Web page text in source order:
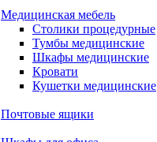
Медицинская мебель
Столики процедурные
Тумбы медицинские
Шкафы медицинские
Кровати
Кушетки медицинские
Почтовые ящики